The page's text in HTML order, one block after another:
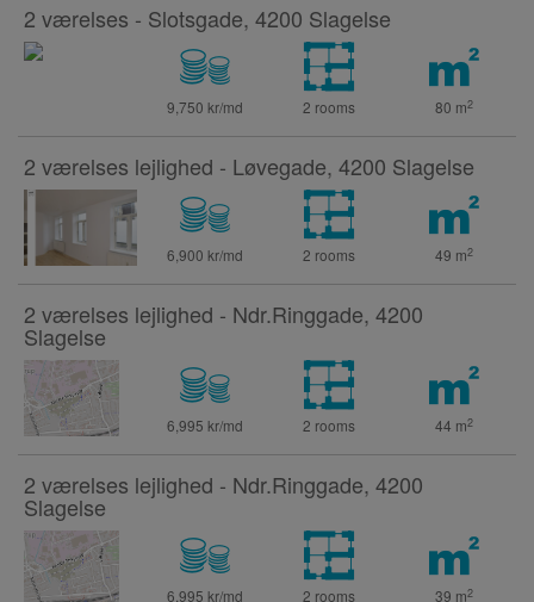
2 værelses - Slotsgade, 4200 Slagelse
9,750 kr/md 2 rooms 80 m2
2 værelses lejlighed - Løvegade, 4200 Slagelse
6,900 kr/md 2 rooms 49 m2
2 værelses lejlighed - Ndr.Ringgade, 4200
Slagelse
6,995 kr/md 2 rooms 44 m2
2 værelses lejlighed - Ndr.Ringgade, 4200
Slagelse
6,995 kr/md 2 rooms 39 m2